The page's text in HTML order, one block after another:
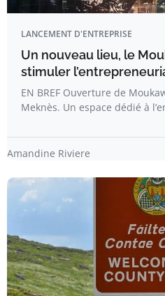
LANCEMENT D'ENTREPRISE
Un nouveau lieu, le
stimuler
EN BREF Ouverture de
Meknès. Un espace dédié à
Amandine Riviere